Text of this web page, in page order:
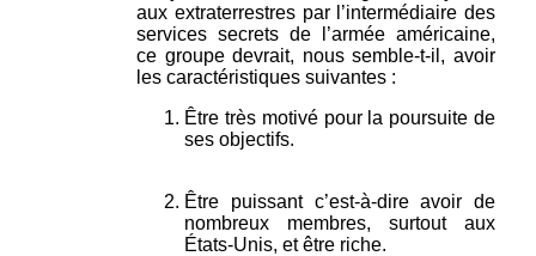
aux extraterrestres par l’intermédiaire des
services secrets de l’armée américaine,
ce groupe devrait, nous semble-t-il, avoir
les caractéristiques suivantes :
Être très motivé pour la poursuite de
ses objectifs.
Être puissant c’est-à-dire avoir de
nombreux membres, surtout aux
États-Unis, et être riche.